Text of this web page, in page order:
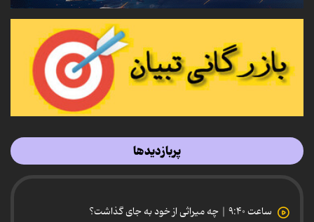
پربازدیدها
ساعت ۹:۴۰ | چه میراثی از خود به جای گذاشت؟